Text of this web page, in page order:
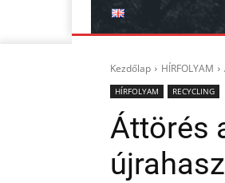
Kezdőlap HÍRFOLYAM
HÍRFOLYAM RECYCLING
Áttörés